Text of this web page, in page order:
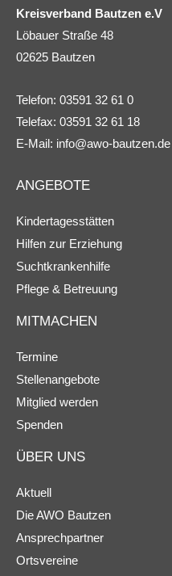
Kreisverband Bautzen e.V
Löbauer Straße 48
02625 Bautzen
Telefon: 03591 32 61 0
Telefax: 03591 32 61 18
E-Mail: info@awo-bautzen.de
ANGEBOTE
Kindertagesstätten
Hilfen zur Erziehung
Suchtkrankenhilfe
Pflege & Betreuung
MITMACHEN
Termine
Stellenangebote
Mitglied werden
Spenden
ÜBER UNS
Aktuell
Die AWO Bautzen
Ansprechpartner
Ortsvereine